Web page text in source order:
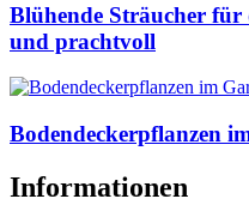
Blühende Sträucher
und prachtvoll
Bodendeckerpflanzen
Informationen